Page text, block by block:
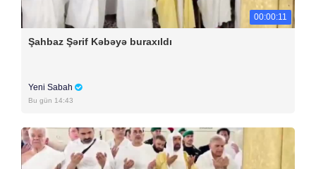
00:00:11
Şahbaz Şərif Kəbəyə buraxıldı
Yeni Sabah
Bu gün 14:43